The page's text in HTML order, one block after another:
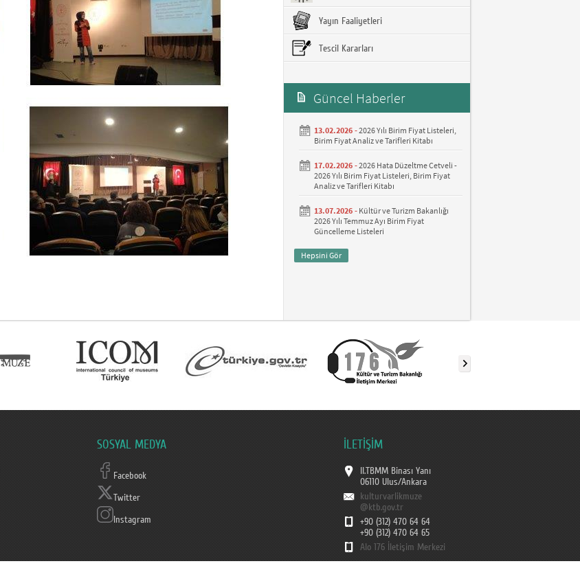
Yayın Faaliyetleri
Tescil Kararları
Güncel Haberler
13.02.2026 -2026 Yılı Birim Fiyat Listeleri,
Birim Fiyat Analiz ve Tarifleri Kitabı
17.02.2026 -2026 Hata Düzeltme Cetveli -
2026 Yılı Birim Fiyat Listeleri, Birim Fiyat
Analiz ve Tarifleri Kitabı
13.07.2026 - Kültür ve Turizm Bakanlığı
2026 Yılı Temmuz Ayı Birim Fiyat
Güncelleme Listeleri
Hepsini Gör
SOSYAL MEDYA
Facebook
Twitter
Instagram
İLETİŞİM
II.TBMM Binası Yanı
06110 Ulus/Ankara
kulturvarlikmuze
@ktb.gov.tr
+90 (312) 470 64 64
+90 (312) 470 64 65
Alo 176 İletişim Merkezi